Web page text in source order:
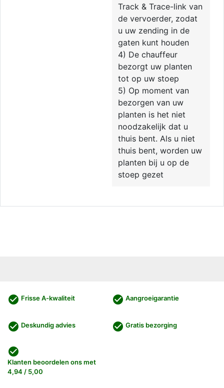
Track & Trace-link van
de vervoerder, zodat
u uw zending in de
gaten kunt houden
4) De chauffeur
bezorgt uw planten
tot op uw stoep
5) Op moment van
bezorgen van uw
planten is het niet
noodzakelijk dat u
thuis bent. Als u niet
thuis bent, worden uw
planten bij u op de
stoep gezet
check_circle Frisse A-kwaliteit check_circle Aangroeigarantie
check_circle Deskundig advies check_circle Gratis bezorging
check_circle
Klanten beoordelen ons met
4,94 / 5,00